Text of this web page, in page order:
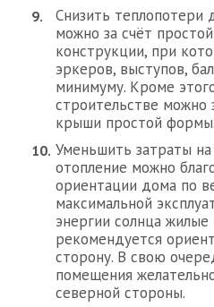
Снизить теплопотери
можно за счёт
конструкции, при
эркеров, выступов,
минимуму. Кроме
строительстве можно
крыши простой формы.
Уменьшить затраты
отопление можно
ориентации дома по
максимальной
энергии солнца
рекомендуется
сторону. В свою
помещения
северной стороны.